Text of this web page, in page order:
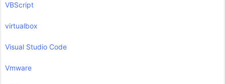
VBScript
virtualbox
Visual Studio Code
Vmware